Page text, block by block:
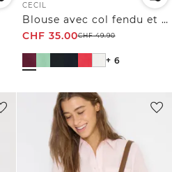
CECIL
Blouse avec col fendu et ourlet élastique
CHF 35.00CHF49.90
+ 6